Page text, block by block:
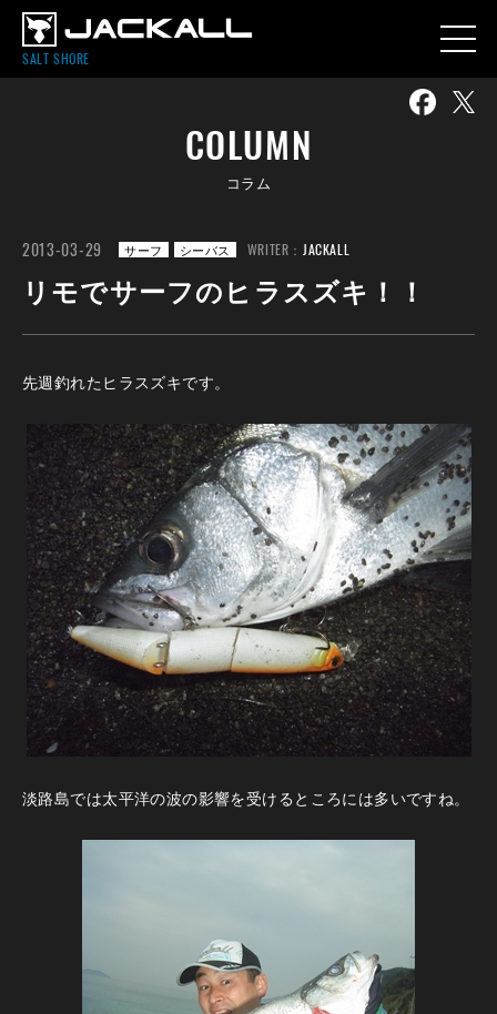
SALT SHORE
COLUMN
コラム
2013-03-29 サーフ シーバス WRITER：JACKALL
リモでサーフのヒラスズキ！！
先週釣れたヒラスズキです。
淡路島では太平洋の波の影響を受けるところには多いですね。